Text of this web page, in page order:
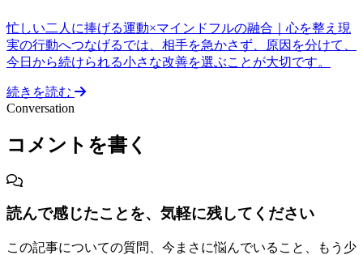
忙しい二人に捧げる運動×マインドフルの融合｜心を整え現
実の行動へつなげるでは、相手を急かさず、原因を分けて、
今日から続けられる小さな改善を選ぶことが大切です。
続きを読む
Conversation
コメントを書く
読んで感じたことを、気軽に残してください
この記事についての質問、今まさに悩んでいること、もう少